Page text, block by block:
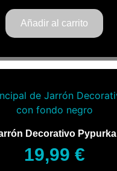
Añadir al carrito
Decorativo Pypurka
19,99 €